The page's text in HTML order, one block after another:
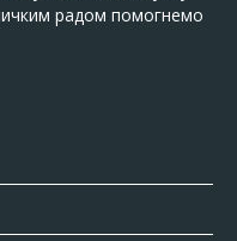
радом помогнемо